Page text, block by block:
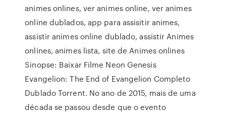
animes onlines, ver animes online, ver animes
online dublados, app para assisitir animes,
assistir animes online dublado, assistir Animes
onlines, animes lista, site de Animes onlines
Sinopse: Baixar Filme Neon Genesis
Evangelion: The End of Evangelion Completo
Dublado Torrent. No ano de 2015, mais de uma
década se passou desde que o evento